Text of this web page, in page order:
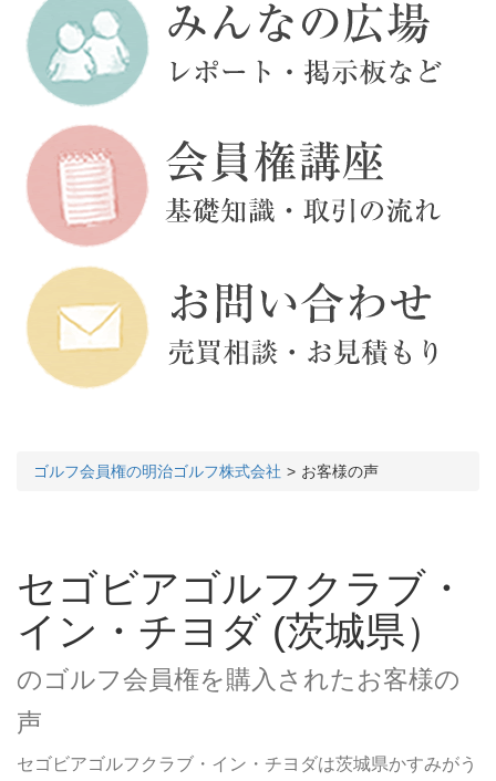
ゴルフ会員権の明治ゴルフ株式会社 お客様の声
セゴビアゴルフクラブ・
イン・チヨダ (茨城県）
のゴルフ会員権を購入されたお客様の
声
セゴビアゴルフクラブ・イン・チヨダは茨城県かすみがう